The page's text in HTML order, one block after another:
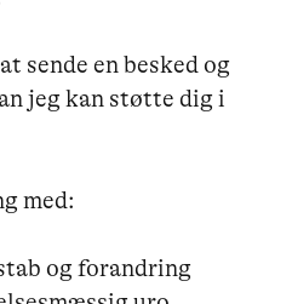
sende en besked og
jeg kan støtte dig i
med:
og forandring